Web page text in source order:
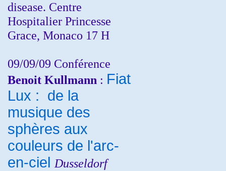
disease. Centre
Hospitalier Princesse
Grace, Monaco 17 H
09/09/09 Conférence
Benoit Kullmann : Fiat
Lux : de la
musique des
sphères aux
couleurs de l'arc-
en-ciel Dusseldorf